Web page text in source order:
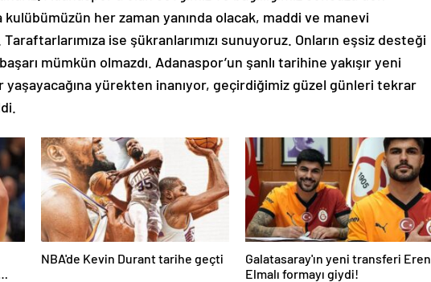
her zaman yanında olacak, maddi ve manevi
ise şükranlarımızı sunuyoruz. Onların eşsiz desteği
mümkün olmazdı. Adanaspor’un şanlı tarihine yakışır yeni
yürekten inanıyor, geçirdiğimiz güzel günleri tekrar
NBA'de Kevin Durant tarihe geçti
Galatasaray'ın yeni transferi Eren
Elmalı formayı giydi!